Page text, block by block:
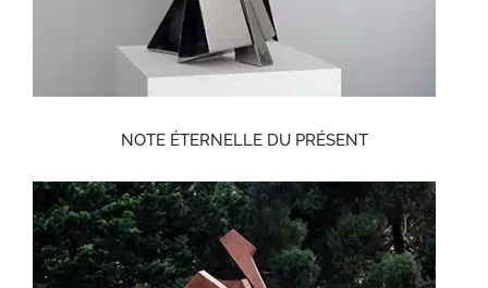
NOTE ÉTERNELLE DU PRÉSENT